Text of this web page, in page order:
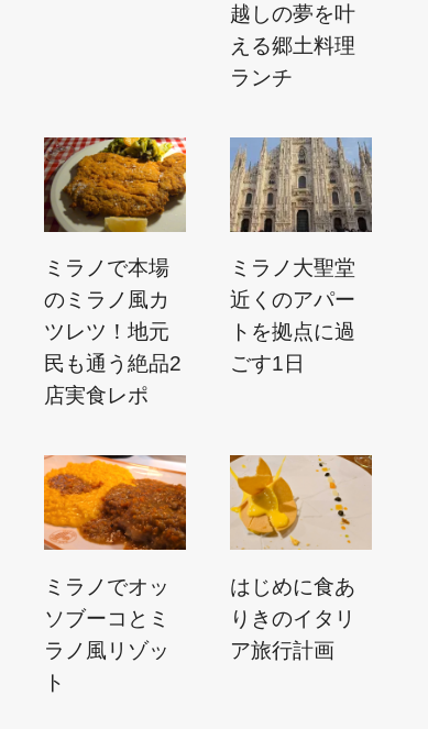
越しの夢を叶
える郷土料理
ランチ
ミラノで本場
のミラノ風カ
ツレツ！地元
民も通う絶品2
店実食レポ
ミラノ大聖堂
近くのアパー
トを拠点に過
ごす1日
ミラノでオッ
ソブーコとミ
ラノ風リゾッ
ト
はじめに食あ
りきのイタリ
ア旅行計画